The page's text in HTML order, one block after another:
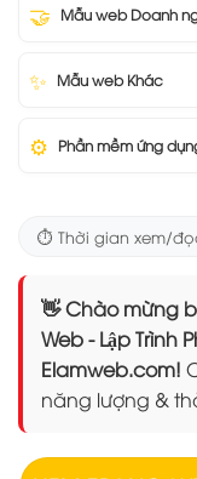
🤝 Mẫu web Doanh
✨ Mẫu web Khác
⚙️ Phần mềm ứng
⏱️ Thời gian xem/
👋 Chào mừng
Web - Lập Trình
Elamweb.com!
năng lượng &